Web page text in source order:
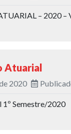
– 2020 –
Atuarial
2020
1º Semestre/2020